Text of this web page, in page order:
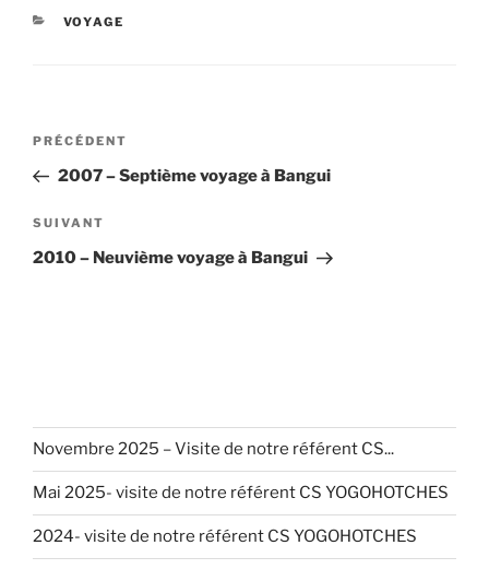
CATÉGORIES
VOYAGE
Navigation
l’article
Article
précédent
PRÉCÉDENT
2007 – Septième voyage à Bangui
Article
suivant
SUIVANT
2010 – Neuvième voyage à Bangui
Novembre 2025 – Visite de notre référent CS...
Mai 2025- visite de notre référent CS YOGOHOTCHES
2024- visite de notre référent CS YOGOHOTCHES